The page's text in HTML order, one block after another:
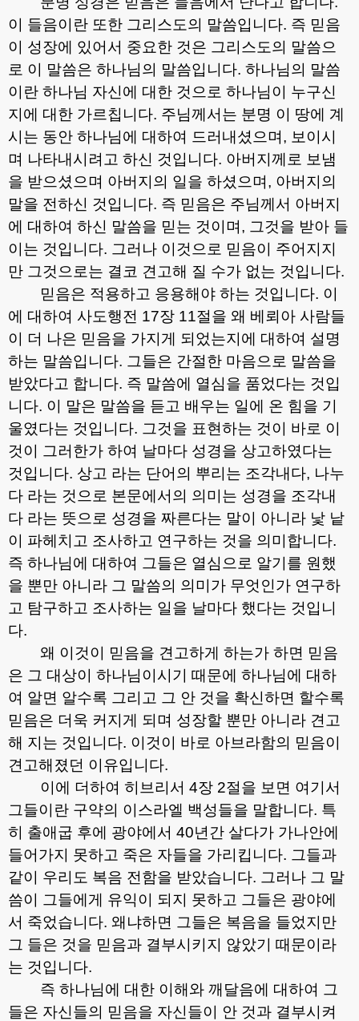
이 들음이란 또한 그리스도의 말씀입니다. 즉 믿음
이 성장에 있어서 중요한 것은 그리스도의 말씀으
로 이 말씀은 하나님의 말씀입니다. 하나님의 말씀
이란 하나님 자신에 대한 것으로 하나님이 누구신
지에 대한 가르칩니다. 주님께서는 분명 이 땅에 계
시는 동안 하나님에 대하여 드러내셨으며 , 보이시
며 나타내시려고 하신 것입니다. 아버지께로 보냄
을 받으셨으며 아버지의 일을 하셨으며 , 아버지의
말을 전하신 것입니다. 즉 믿음은 주님께서 아버지
에 대하여 하신 말씀을 믿는 것이며 , 그것을 받아 들
이는 것입니다. 그러나 이것으로 믿음이 주어지지
만 그것으로는 결코 견고해 질 수가 없는 것입니다.
믿음은 적용하고 응용해야 하는 것입니다. 이
에 대하여 사도행전 17장 11절을 왜 베뢰아 사람들
이 더 나은 믿음을 가지게 되었는지에 대하여 설명
하는 말씀입니다. 그들은 간절한 마음으로 말씀을
받았다고 합니다. 즉 말씀에 열심을 품었다는 것입
니다. 이 말은 말씀을 듣고 배우는 일에 온 힘을 기
울였다는 것입니다. 그것을 표현하는 것이 바로 이
것이 그러한가 하여 날마다 성경을 상고하였다는
것입니다. 상고 라는 단어의 뿌리는 조각내다, 나누
다 라는 것으로 본문에서의 의미는 성경을 조각내
다 라는 뜻으로 성경을 짜른다는 말이 아니라 낯 낱
이 파헤치고 조사하고 연구하는 것을 의미합니다.
즉 하나님에 대하여 그들은 열심으로 알기를 원했
을 뿐만 아니라 그 말씀의 의미가 무엇인가 연구하
고 탐구하고 조사하는 일을 날마다 했다는 것입니
다.
왜 이것이 믿음을 견고하게 하는가 하면 믿음
은 그 대상이 하나님이시기 때문에 하나님에 대하
여 알면 알수록 그리고 그 안 것을 확신하면 할수록
믿음은 더욱 커지게 되며 성장할 뿐만 아니라 견고
해 지는 것입니다. 이것이 바로 아브라함의 믿음이
견고해졌던 이유입니다.
이에 더하여 히브리서 4장 2절을 보면 여기서
그들이란 구약의 이스라엘 백성들을 말합니다. 특
히 출애굽 후에 광야에서 40년간 살다가 가나안에
들어가지 못하고 죽은 자들을 가리킵니다. 그들과
같이 우리도 복음 전함을 받았습니다. 그러나 그 말
씀이 그들에게 유익이 되지 못하고 그들은 광야에
서 죽었습니다. 왜냐하면 그들은 복음을 들었지만
그 들은 것을 믿음과 결부시키지 않았기 때문이라
는 것입니다.
즉 하나님에 대한 이해와 깨달음에 대하여 그
들은 자신들의 믿음을 자신들이 안 것과 결부시켜